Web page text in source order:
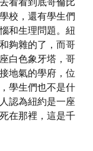
校，還有學生們
和生理問題。紐
夠雜的了，而哥
白色象牙塔，哥
地氣的學府，位
學生們也不是什
認為紐約是一座
在那裡，這是千